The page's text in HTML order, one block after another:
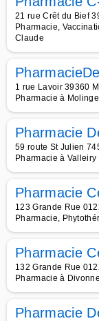
21 rue Crêt du Bief
Pharmacie,
Claude
1 rue Lavoir 39360
Pharmacie à
Pharmacie
59 route St Julien
Pharmacie à Valleiry
Pharmacie
123 Grande Rue
Pharmacie,
Pharmacie
132 Grande Rue
Pharmacie à
Pharmacie